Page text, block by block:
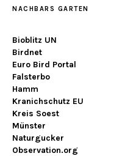
NACHBARS GARTEN
Bioblitz UN
Birdnet
Euro Bird Portal
Falsterbo
Hamm
Kranichschutz EU
Kreis Soest
Münster
Naturgucker
Observation.org